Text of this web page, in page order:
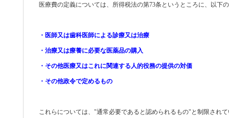
医療費の定義については、所得税法の第73条というところに、以下
・医師又は歯科医師による診療又は治療
・治療又は療養に必要な医薬品の購入
・その他医療又はこれに関連する人的役務の提供の対価
・その他政令で定めるもの
これらについては、"通常必要であると認められるもの"と制限され